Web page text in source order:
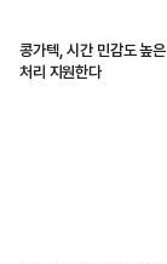
콩가텍, 시간 민감도 높
처리 지원한다